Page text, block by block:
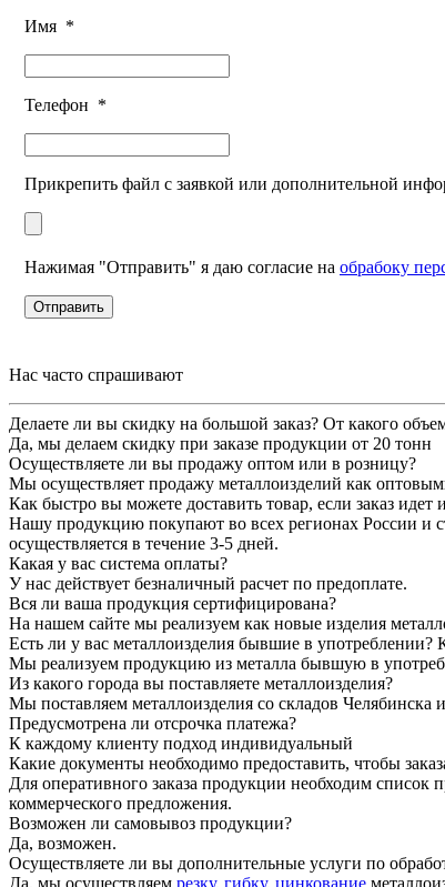
Имя *
Телефон *
Прикрепить файл с заявкой или дополнительной
Нажимая "Отправить" я даю согласие на обрабоку
Нас часто спрашивают
Делаете ли вы скидку на большой заказ? От какого
Да, мы делаем скидку при заказе продукции от 20 тонн
Осуществляете ли вы продажу оптом или в розницу?
Мы осуществляет продажу металлоизделий как
Как быстро вы можете доставить товар, если заказ идет
Нашу продукцию покупают во всех регионах России и
осуществляется в течение 3-5 дней.
Какая у вас система оплаты?
У нас действует безналичный расчет по предоплате.
Вся ли ваша продукция сертифицирована?
На нашем сайте мы реализуем как новые изделия
Есть ли у вас металлоизделия бывшие в употреблении?
Мы реализуем продукцию из металла бывшую в
Из какого города вы поставляете металлоизделия?
Мы поставляем металлоизделия со складов Челябинска
Предусмотрена ли отсрочка платежа?
К каждому клиенту подход индивидуальный
Какие документы необходимо предоставить, чтобы
Для оперативного заказа продукции необходим
коммерческого предложения.
Возможен ли самовывоз продукции?
Да, возможен.
Осуществляете ли вы дополнительные услуги по